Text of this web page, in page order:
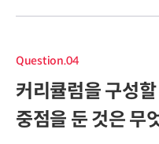
Question.04
커리큘럼을 구성할
중점을 둔 것은 무